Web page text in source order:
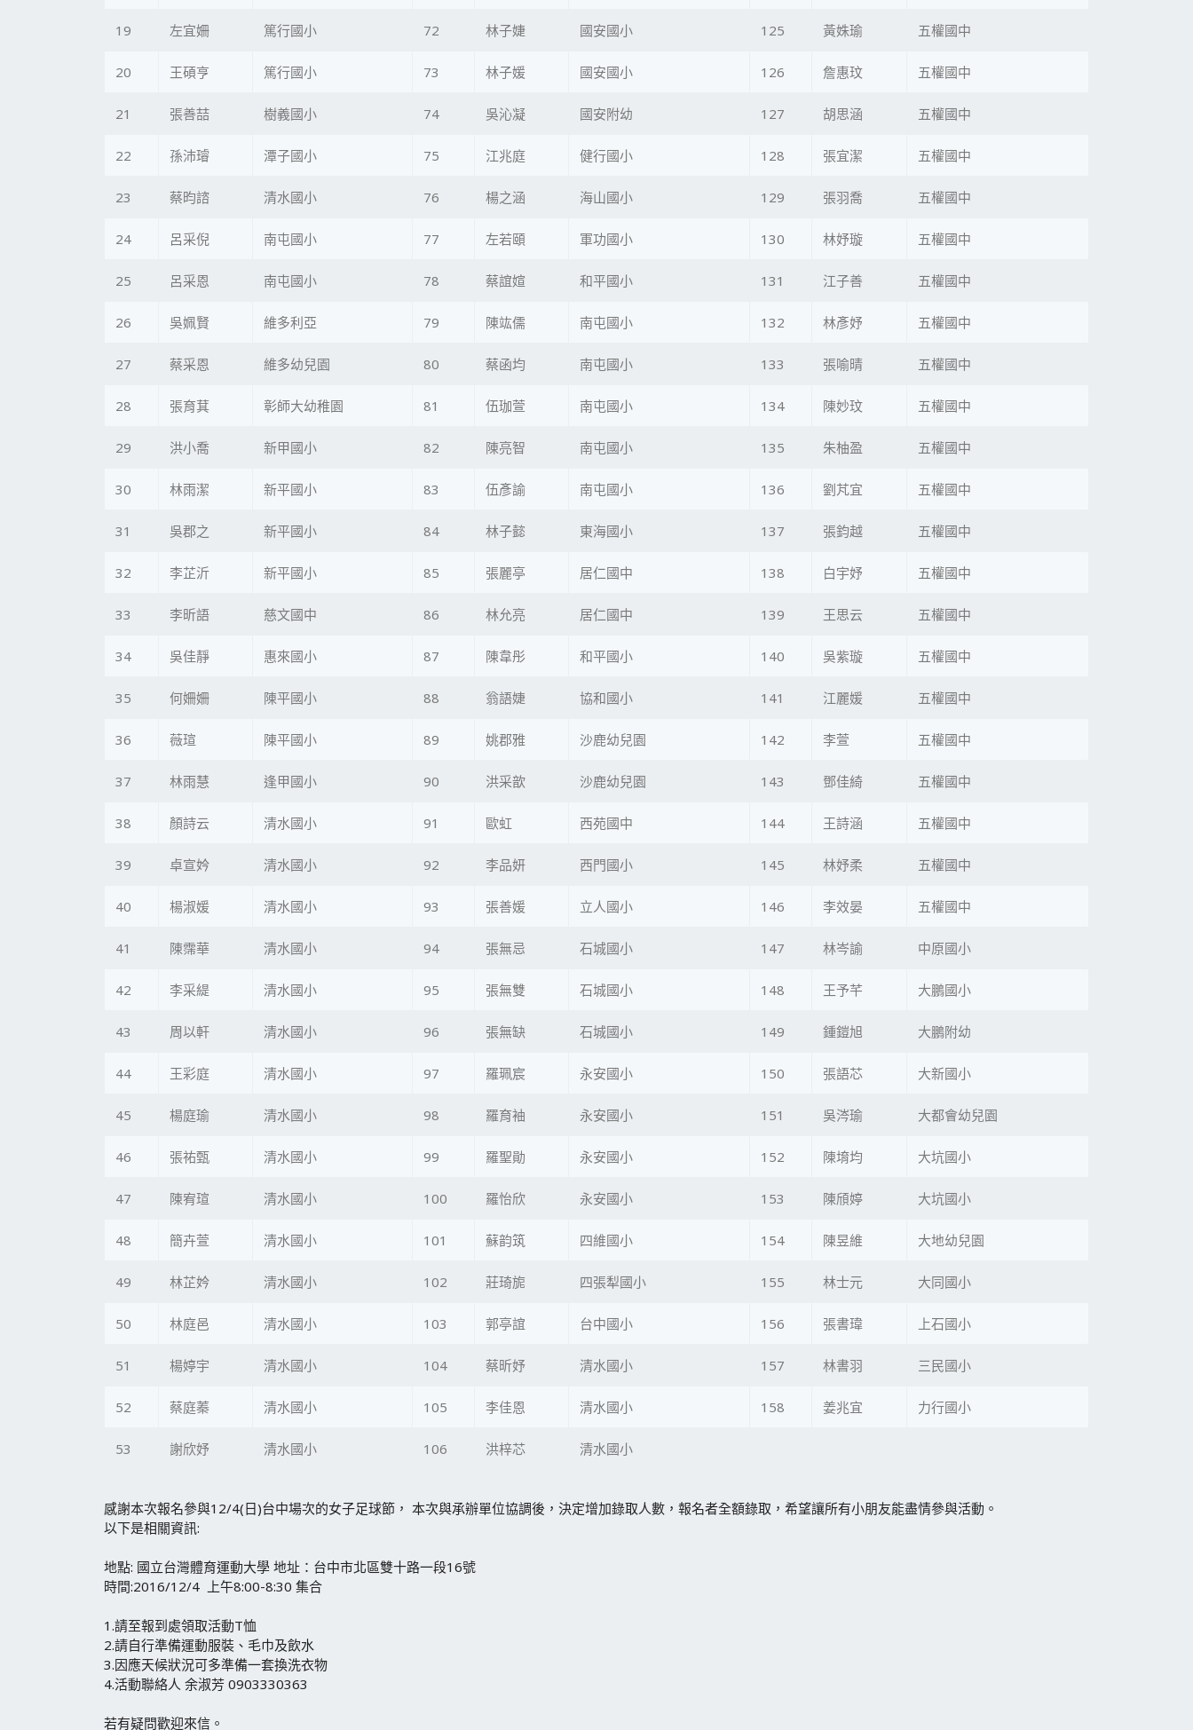
19 左宜姍 篤行國小 72 林子婕 國安國小 125 黃姝瑜 五權國中
20 王碩亨 篤行國小 73 林子媛 國安國小 126 詹惠玟 五權國中
21 張善喆 樹義國小 74 吳沁凝 國安附幼 127 胡思涵 五權國中
22 孫沛璿 潭子國小 75 江兆庭 健行國小 128 張宜潔 五權國中
23 蔡昀諮 清水國小 76 楊之涵 海山國小 129 張羽喬 五權國中
24 呂采倪 南屯國小 77 左若頤 軍功國小 130 林妤璇 五權國中
25 呂采恩 南屯國小 78 蔡誼媗 和平國小 131 江子善 五權國中
26 吳姵賢 維多利亞 79 陳竑儒 南屯國小 132 林彥妤 五權國中
27 蔡采恩 維多幼兒園 80 蔡函均 南屯國小 133 張喻晴 五權國中
28 張育萁 彰師大幼稚園 81 伍珈萱 南屯國小 134 陳妙玟 五權國中
29 洪小喬 新甲國小 82 陳亮智 南屯國小 135 朱柚盈 五權國中
30 林雨潔 新平國小 83 伍彥諭 南屯國小 136 劉芃宜 五權國中
31 吳郡之 新平國小 84 林子懿 東海國小 137 張鈞越 五權國中
32 李芷沂 新平國小 85 張麗亭 居仁國中 138 白宇妤 五權國中
33 李昕語 慈文國中 86 林允亮 居仁國中 139 王思云 五權國中
34 吳佳靜 惠來國小 87 陳韋彤 和平國小 140 吳紫璇 五權國中
35 何姍姍 陳平國小 88 翁語婕 協和國小 141 江麗媛 五權國中
36 薇瑄 陳平國小 89 姚郡雅 沙鹿幼兒園 142 李萱 五權國中
37 林雨慧 逢甲國小 90 洪采歆 沙鹿幼兒園 143 鄧佳綺 五權國中
38 顏詩云 清水國小 91 歐虹 西苑國中 144 王詩涵 五權國中
39 卓宣妗 清水國小 92 李品妍 西門國小 145 林妤柔 五權國中
40 楊淑媛 清水國小 93 張善媛 立人國小 146 李效晏 五權國中
41 陳霈華 清水國小 94 張無忌 石城國小 147 林岑諭 中原國小
42 李采緹 清水國小 95 張無雙 石城國小 148 王予芊 大鵬國小
43 周以軒 清水國小 96 張無缺 石城國小 149 鍾鎧旭 大鵬附幼
44 王彩庭 清水國小 97 羅珮宸 永安國小 150 張語芯 大新國小
45 楊庭瑜 清水國小 98 羅育袖 永安國小 151 吳涔瑜 大都會幼兒園
46 張祐甄 清水國小 99 羅聖勛 永安國小 152 陳堉均 大坑國小
47 陳宥瑄 清水國小 100 羅怡欣 永安國小 153 陳頎婷 大坑國小
48 簡卉萱 清水國小 101 蘇韵筑 四維國小 154 陳昱維 大地幼兒園
49 林芷妗 清水國小 102 莊琦旎 四張犁國小 155 林士元 大同國小
50 林庭邑 清水國小 103 郭亭誼 台中國小 156 張書瑋 上石國小
51 楊婷宇 清水國小 104 蔡昕妤 清水國小 157 林書羽 三民國小
52 蔡庭蓁 清水國小 105 李佳恩 清水國小 158 姜兆宜 力行國小
53 謝欣妤 清水國小 106 洪梓芯 清水國小
感謝本次報名參與12/4(日)台中場次的女子足球節， 本次與承辦單位協調後，決定增加錄取人數，報名者全額錄取，希望讓所有小朋友能盡情參與活動。
以下是相關資訊:
地點: 國立台灣體育運動大學 地址：台中市北區雙十路一段16號
時間:2016/12/4 上午8:00-8:30 集合
1.請至報到處領取活動T恤
2.請自行準備運動服裝、毛巾及飲水
3.因應天候狀況可多準備一套換洗衣物
4.活動聯絡人 余淑芳 0903330363
若有疑問歡迎來信。